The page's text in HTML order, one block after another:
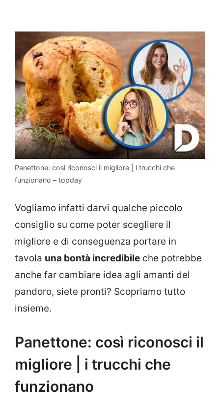
Panettone: così riconosci il migliore | i trucchi che
funzionano – topday
Vogliamo infatti darvi qualche piccolo
consiglio su come poter scegliere il
migliore e di conseguenza portare in
tavola una bontà incredibile che potrebbe
anche far cambiare idea agli amanti del
pandoro, siete pronti? Scopriamo tutto
insieme.
Panettone: così riconosci il
migliore | i trucchi che
funzionano